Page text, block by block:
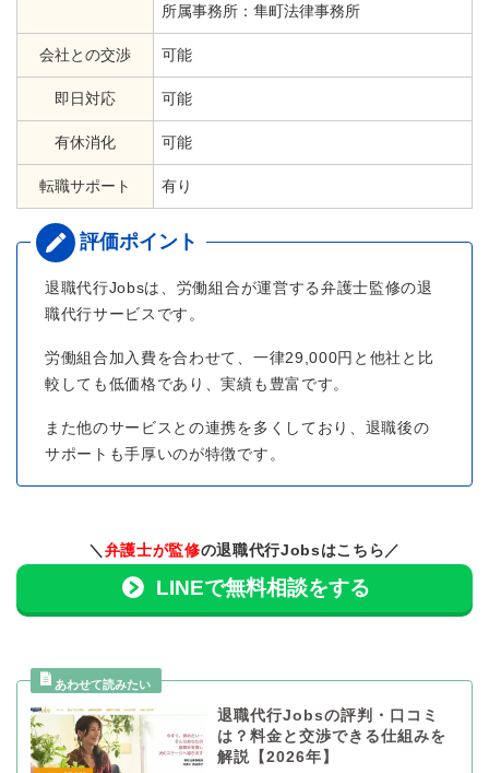
所属事務所：隼町法律事務所
会社との交渉 可能
即日対応 可能
有休消化 可能
転職サポート 有り
退職代行Jobsは、労働組合が運営する弁護士監修の退
職代行サービスです。
労働組合加入費を合わせて、一律29,000円と他社と比
較しても低価格であり、実績も豊富です。
また他のサービスとの連携を多くしており、退職後の
サポートも手厚いのが特徴です。
＼ 弁護士が監修の退職代行Jobsはこちら／
LINEで無料相談をする
退職代行Jobsの評判・口コミ
は？料金と交渉できる仕組みを
解説【2026年】